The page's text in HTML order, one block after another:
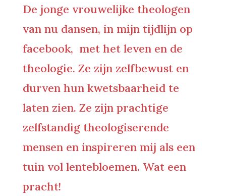
De jonge vrouwelijke theologen
van nu dansen, in mijn tijdlijn op
facebook, met het leven en de
theologie. Ze zijn zelfbewust en
durven hun kwetsbaarheid te
laten zien. Ze zijn prachtige
zelfstandig theologiserende
mensen en inspireren mij als een
tuin vol lentebloemen. Wat een
pracht!